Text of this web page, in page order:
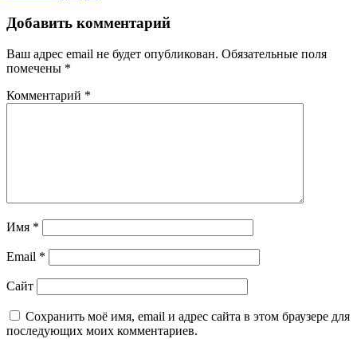
Добавить комментарий
Ваш адрес email не будет опубликован. Обязательные поля
помечены *
Комментарий *
Имя *
Email *
Сайт
Сохранить моё имя, email и адрес сайта в этом браузере для
последующих моих комментариев.